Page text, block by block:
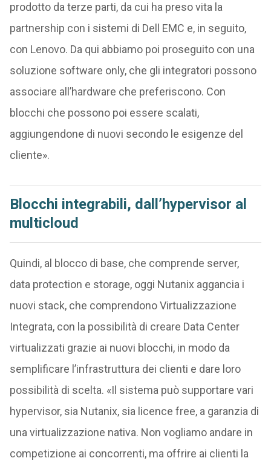
prodotto da terze parti, da cui ha preso vita la
partnership con i sistemi di Dell EMC e, in seguito,
con Lenovo. Da qui abbiamo poi proseguito con una
soluzione software only, che gli integratori possono
associare all’hardware che preferiscono. Con
blocchi che possono poi essere scalati,
aggiungendone di nuovi secondo le esigenze del
cliente».
Blocchi integrabili, dall’hypervisor al
multicloud
Quindi, al blocco di base, che comprende server,
data protection e storage, oggi Nutanix aggancia i
nuovi stack, che comprendono Virtualizzazione
Integrata, con la possibilità di creare Data Center
virtualizzati grazie ai nuovi blocchi, in modo da
semplificare l’infrastruttura dei clienti e dare loro
possibilità di scelta. «Il sistema può supportare vari
hypervisor, sia Nutanix, sia licence free, a garanzia di
una virtualizzazione nativa. Non vogliamo andare in
competizione ai concorrenti, ma offrire ai clienti la